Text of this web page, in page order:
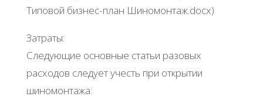
Типовой бизнес-план Шиномонтаж.docx)
Затраты:
Следующие основные статьи разовых
расходов следует учесть при открытии
шиномонтажа: